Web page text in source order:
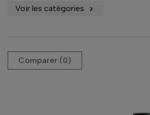
Voir les catégories 
Comparer (0)‎